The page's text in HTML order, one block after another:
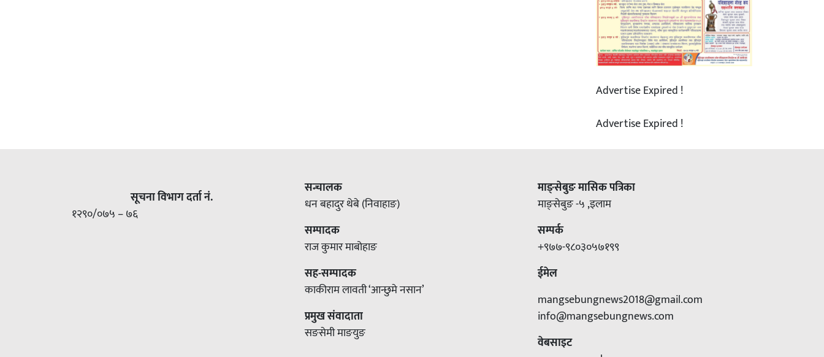
Advertise Expired !
Advertise Expired !
सूचना विभाग दर्ता नं.
१२९०/०७५ – ७६
सन्चालक
धन बहादुर थेबे (निवाहाङ)
सम्पादक
राज कुमार माबोहाङ
सह-सम्पादक
काकीराम लावती ‘आन्छुमे नसान’
प्रमुख संवादाता
सङसेमी माङयुङ
माङ्सेबुङ मासिक पत्रिका
माङ्सेबुङ -५ ,इलाम
सम्पर्क
+९७७-९८०३०५७१९९
ईमेल
mangsebungnews2018@gmail.com
info@mangsebungnews.com
वेबसाइट